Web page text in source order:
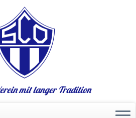
mit langer Tradition